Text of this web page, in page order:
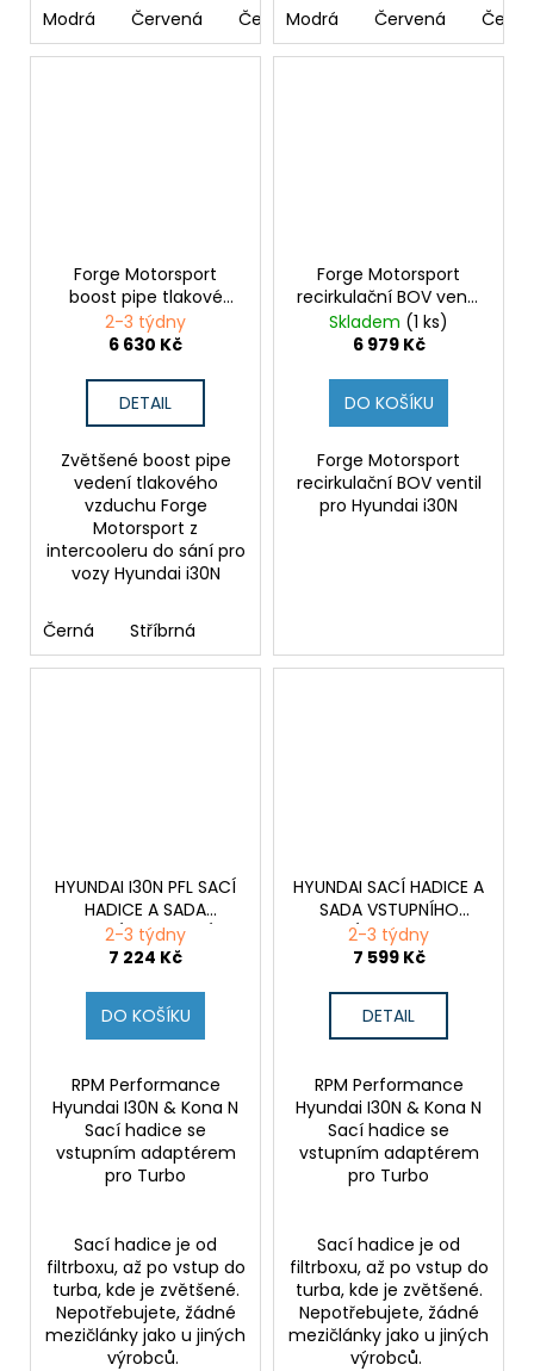
Modrá Červená Černá Světle modrá
Modrá Červená Černá
Forge Motorsport
boost pipe tlakové
vedení k intercooleru
pro Hyundai i30N
2-3 týdny
6 630 Kč
DETAIL
Zvětšené boost pipe
vedení tlakového
vzduchu Forge
Motorsport z
intercooleru do sání pro
vozy Hyundai i30N
Černá Stříbrná
Forge Motorsport
recirkulační BOV ventil
pro Hyundai i30N
Skladem (1 ks)
6 979 Kč
DO KOŠÍKU
Forge Motorsport
recirkulační BOV ventil
pro Hyundai i30N
HYUNDAI I30N PFL SACÍ
HADICE A SADA
VSTUPNÍHO ADAPTÉRU
PRO TURBO
2-3 týdny
7 224 Kč
DO KOŠÍKU
RPM Performance
Hyundai I30N & Kona N
Sací hadice se
vstupním adaptérem
pro Turbo
Sací hadice je od
filtrboxu, až po vstup do
turba, kde je zvětšené.
Nepotřebujete, žádné
mezičlánky jako u jiných
výrobců.
HYUNDAI SACÍ HADICE A
SADA VSTUPNÍHO
ADAPTÉRU PRO TURBO
I30N/Kona N
2-3 týdny
7 599 Kč
DETAIL
RPM Performance
Hyundai I30N & Kona N
Sací hadice se
vstupním adaptérem
pro Turbo
Sací hadice je od
filtrboxu, až po vstup do
turba, kde je zvětšené.
Nepotřebujete, žádné
mezičlánky jako u jiných
výrobců.